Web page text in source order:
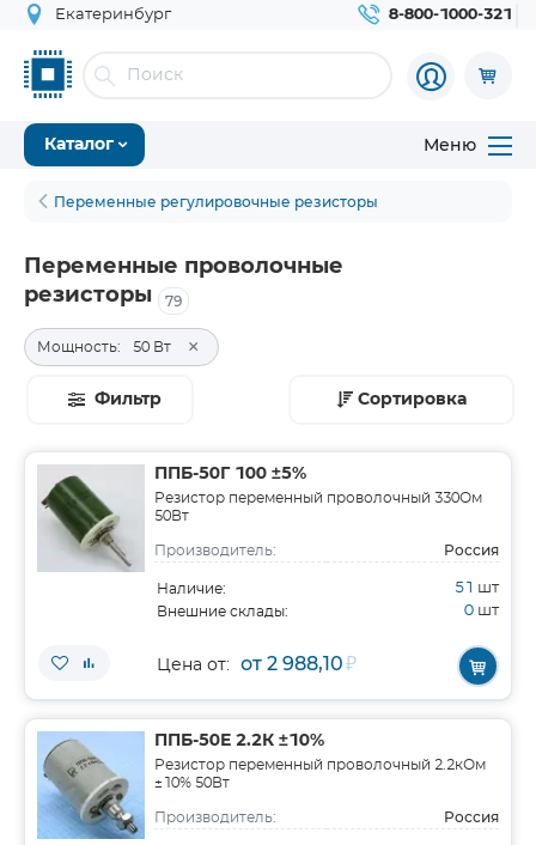
Екатеринбург 8-800-1000-321
Каталог Меню
Переменные регулировочные резисторы
Переменные проволочные
резисторы
79
Мощность: 50 Вт ×
Фильтр Сортировка
ППБ-50Г 100 ±5%
Резистор переменный проволочный 330Ом
50Вт
Производитель: Россия
Наличие: 51 шт
Внешние склады: 0 шт
Цена от: от 2 988,10₽
ППБ-50Е 2.2К ±10%
Резистор переменный проволочный 2.2кОм
±10% 50Вт
Производитель: Россия